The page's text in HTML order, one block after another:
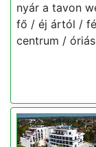
nyár a tavon
fő / éj ártól /
centrum /